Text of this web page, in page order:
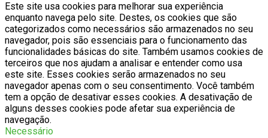
Este site usa cookies para melhorar sua experiência
enquanto navega pelo site. Destes, os cookies que são
categorizados como necessários são armazenados no seu
navegador, pois são essenciais para o funcionamento das
funcionalidades básicas do site. Também usamos cookies de
terceiros que nos ajudam a analisar e entender como usa
este site. Esses cookies serão armazenados no seu
navegador apenas com o seu consentimento. Você também
tem a opção de desativar esses cookies. A desativação de
alguns desses cookies pode afetar sua experiência de
navegação.
Necessário